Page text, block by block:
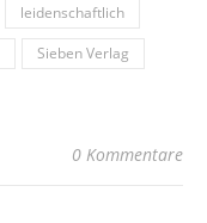
leidenschaftlich
Sieben Verlag
0 Kommentare